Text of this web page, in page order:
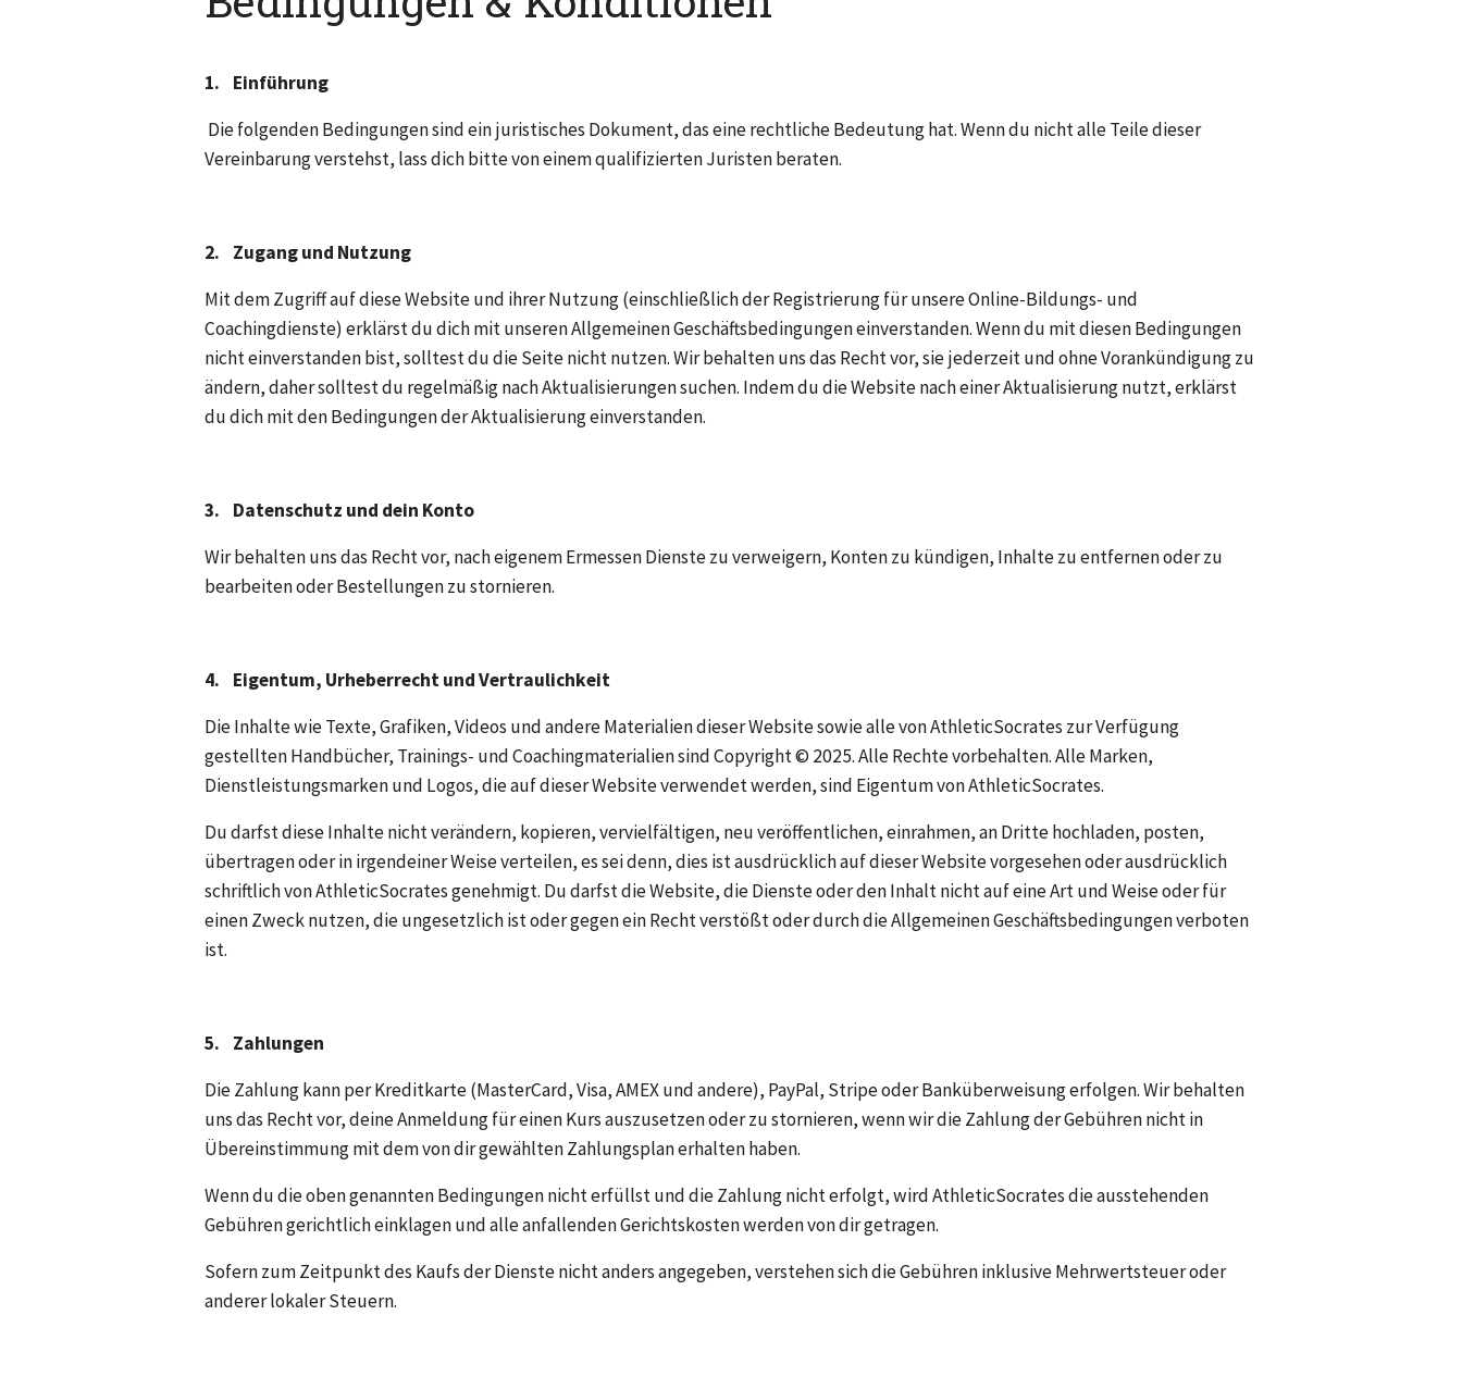
1.
Einführung
Die folgenden Bedingungen sind ein juristisches Dokument, das eine rechtliche Bedeutung hat. Wenn du nicht alle Teile dieser
Vereinbarung verstehst, lass dich bitte von einem qualifizierten Juristen beraten.
2.    Zugang und Nutzung
Mit dem Zugriff auf diese Website und ihrer Nutzung (einschließlich der Registrierung für unsere Online-Bildungs- und
Coachingdienste) erklärst du dich mit unseren Allgemeinen Geschäftsbedingungen einverstanden. Wenn du mit diesen Bedingungen
nicht einverstanden bist, solltest du die Seite nicht nutzen. Wir behalten uns das Recht vor, sie jederzeit und ohne Vorankündigung zu
ändern, daher solltest du regelmäßig nach Aktualisierungen suchen. Indem du die Website nach einer Aktualisierung nutzt, erklärst
du dich mit den Bedingungen der Aktualisierung einverstanden.
3.    Datenschutz und dein Konto
Wir behalten uns das Recht vor, nach eigenem Ermessen Dienste zu verweigern, Konten zu kündigen, Inhalte zu entfernen oder zu
bearbeiten oder Bestellungen zu stornieren.
4.    Eigentum, Urheberrecht und Vertraulichkeit
Die Inhalte wie Texte, Grafiken, Videos und andere Materialien dieser Website sowie alle von AthleticSocrates zur Verfügung
gestellten Handbücher, Trainings- und Coachingmaterialien sind Copyright © 2025. Alle Rechte vorbehalten. Alle Marken,
Dienstleistungsmarken und Logos, die auf dieser Website verwendet werden, sind Eigentum von AthleticSocrates.
Du darfst diese Inhalte nicht verändern, kopieren, vervielfältigen, neu veröffentlichen, einrahmen, an Dritte hochladen, posten,
übertragen oder in irgendeiner Weise verteilen, es sei denn, dies ist ausdrücklich auf dieser Website vorgesehen oder ausdrücklich
schriftlich von AthleticSocrates genehmigt. Du darfst die Website, die Dienste oder den Inhalt nicht auf eine Art und Weise oder für
einen Zweck nutzen, die ungesetzlich ist oder gegen ein Recht verstößt oder durch die Allgemeinen Geschäftsbedingungen verboten
ist.
5.    Zahlungen
Die Zahlung kann per Kreditkarte (MasterCard, Visa, AMEX und andere), PayPal, Stripe oder Banküberweisung erfolgen. Wir behalten
uns das Recht vor, deine Anmeldung für einen Kurs auszusetzen oder zu stornieren, wenn wir die Zahlung der Gebühren nicht in
Übereinstimmung mit dem von dir gewählten Zahlungsplan erhalten haben.
Wenn du die oben genannten Bedingungen nicht erfüllst und die Zahlung nicht erfolgt, wird AthleticSocrates die ausstehenden
Gebühren gerichtlich einklagen und alle anfallenden Gerichtskosten werden von dir getragen.
Sofern zum Zeitpunkt des Kaufs der Dienste nicht anders angegeben, verstehen sich die Gebühren inklusive Mehrwertsteuer oder
anderer lokaler Steuern.